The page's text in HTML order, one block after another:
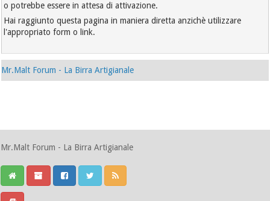
o potrebbe essere in attesa di attivazione.
Hai raggiunto questa pagina in maniera diretta anzichè utilizzare
l'appropriato form o link.
Mr.Malt Forum - La Birra Artigianale
Mr.Malt Forum - La Birra Artigianale